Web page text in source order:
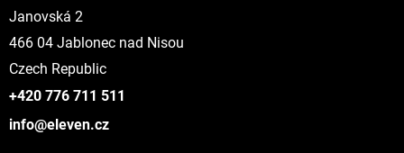
Janovská 2
466 04 Jablonec nad Nisou
Czech Republic
+420 776 711 511
info@eleven.cz